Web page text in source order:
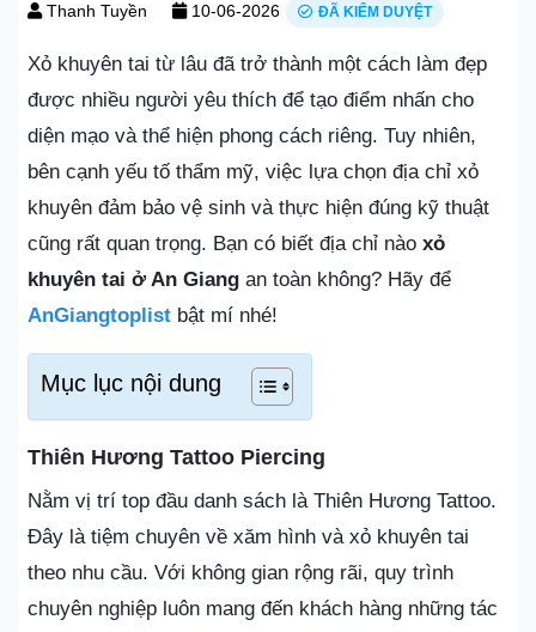
Thanh Tuyền 10-06-2026 ĐÃ KIỂM DUYỆT
Xỏ khuyên tai từ lâu đã trở thành một cách làm đẹp
được nhiều người yêu thích để tạo điểm nhấn cho
diện mạo và thể hiện phong cách riêng. Tuy nhiên,
bên cạnh yếu tố thẩm mỹ, việc lựa chọn địa chỉ xỏ
khuyên đảm bảo vệ sinh và thực hiện đúng kỹ thuật
cũng rất quan trọng. Bạn có biết địa chỉ nào xỏ
khuyên tai ở An Giang an toàn không? Hãy để
AnGiangtoplist bật mí nhé!
Mục lục nội dung
Thiên Hương Tattoo Piercing
Nằm vị trí top đầu danh sách là Thiên Hương Tattoo.
Đây là tiệm chuyên về xăm hình và xỏ khuyên tai
theo nhu cầu. Với không gian rộng rãi, quy trình
chuyên nghiệp luôn mang đến khách hàng những tác